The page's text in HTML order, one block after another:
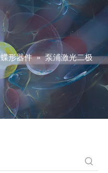
蝶形器件 » 泵浦激光二极